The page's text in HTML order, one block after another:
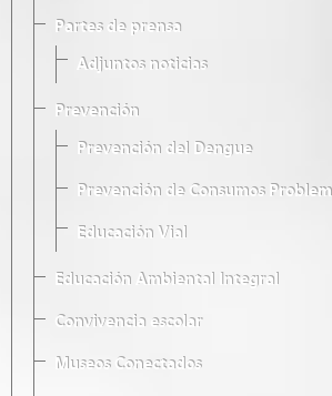
Partes de prensa
Adjuntos noticias
Prevención
Prevención del Dengue
Prevención de Consumos
Educación Vial
Educación Ambiental Integral
Convivencia escolar
Museos Conectados